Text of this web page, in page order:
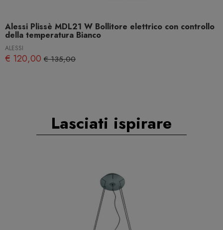
Alessi Plissè MDL21 W Bollitore elettrico con controllo
della temperatura Bianco
ALESSI
€ 120,00 € 135,00
Lasciati ispirare